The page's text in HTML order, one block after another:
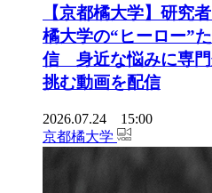
【京都橘大学】研究
橘大学の“ヒーロー”
信 身近な悩みに専門
挑む動画を配信
2026.07.24 15:00
京都橘大学